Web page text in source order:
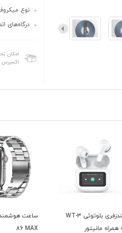
نوع
درگاه‌های
امکان
اکسپرس
هندزفری بلوتوثی WT-3
همراه مانیتور
86 MAX